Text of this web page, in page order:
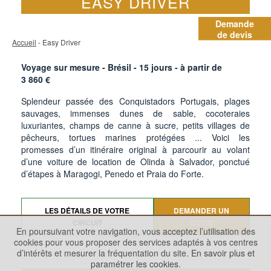
Demande
de devis
Accueil - Easy Driver
Voyage sur mesure - Brésil - 15 jours - à partir de
3 860 €
Splendeur passée des Conquistadors Portugais, plages
sauvages, immenses dunes de sable, cocoteraies
luxuriantes, champs de canne à sucre, petits villages de
pêcheurs, tortues marines protégées ... Voici les
promesses d’un itinéraire original à parcourir au volant
d’une voiture de location de Olinda à Salvador, ponctué
d’étapes à Maragogi, Penedo et Praia do Forte.
LES DÉTAILS DE VOTRE
DEMANDER UN
En poursuivant votre navigation, vous acceptez l’utilisation des
cookies pour vous proposer des services adaptés à vos centres
d’intérêts et mesurer la fréquentation du site. En savoir plus et
paramétrer les cookies.